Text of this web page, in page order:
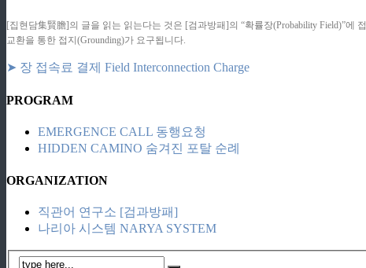
[집현담集賢膽]의 글을 읽는 읽는다는 것은 [검과방패]의 “확률장(Probability Field)”
교환을 통한 접지(Grounding)가 요구됩니다.
➤ 장 접속료 결제 Field Interconnection Charge
PROGRAM
EMERGENCE CALL 동행요청
HIDDEN CAMINO 숨겨진 포탈 순례
ORGANIZATION
직관어 연구소 [검과방패]
나리아 시스템 NARYA SYSTEM